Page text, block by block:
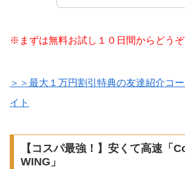
※まずは無料お試し１０日間からどうぞ
＞＞最大１万円割引特典の友達紹介コ
イト
【コスパ最強！】安くて高速「
WING」